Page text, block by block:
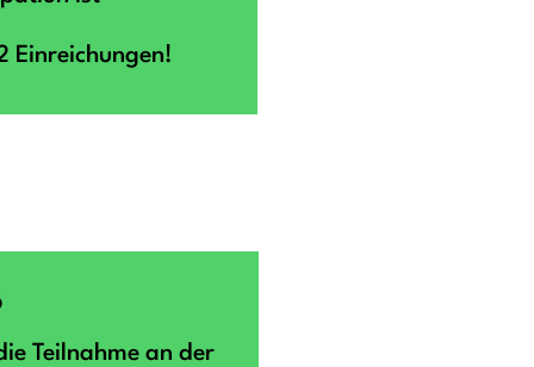
Einreichungen!
Teilnahme an der